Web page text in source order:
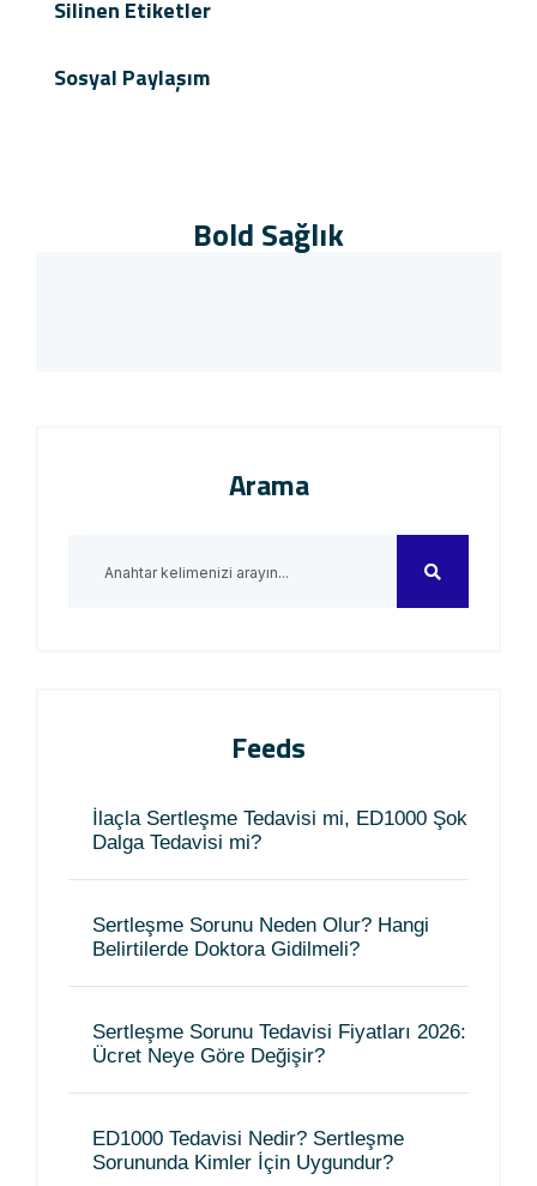
Silinen Etiketler
Sosyal Paylaşım
Bold Sağlık
Arama
Feeds
İlaçla Sertleşme Tedavisi mi, ED1000 Şok
Dalga Tedavisi mi?
Sertleşme Sorunu Neden Olur? Hangi
Belirtilerde Doktora Gidilmeli?
Sertleşme Sorunu Tedavisi Fiyatları 2026:
Ücret Neye Göre Değişir?
ED1000 Tedavisi Nedir? Sertleşme
Sorununda Kimler İçin Uygundur?